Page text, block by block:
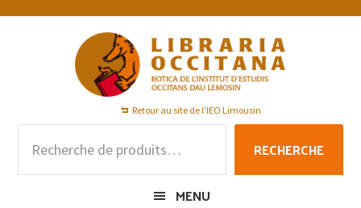
Passer
Passer
Passer
Retour au site de l'IEO Limousin
pour :
RECHERCHE
MENU